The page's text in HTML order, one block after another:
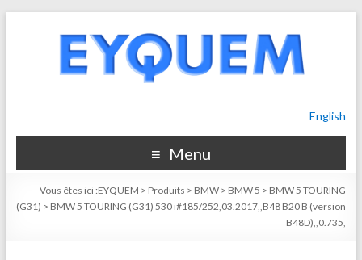
English
Menu
Vous êtes ici :EYQUEM > Produits > BMW > BMW 5 > BMW 5 TOURING
(G31) > BMW 5 TOURING (G31) 530 i#185/252,03.2017,,B48 B20 B (version
B48D),,0.735,